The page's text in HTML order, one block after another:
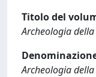
Titolo del
Archeologia
Archeologia